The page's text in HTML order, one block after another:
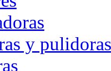
y pulidoras